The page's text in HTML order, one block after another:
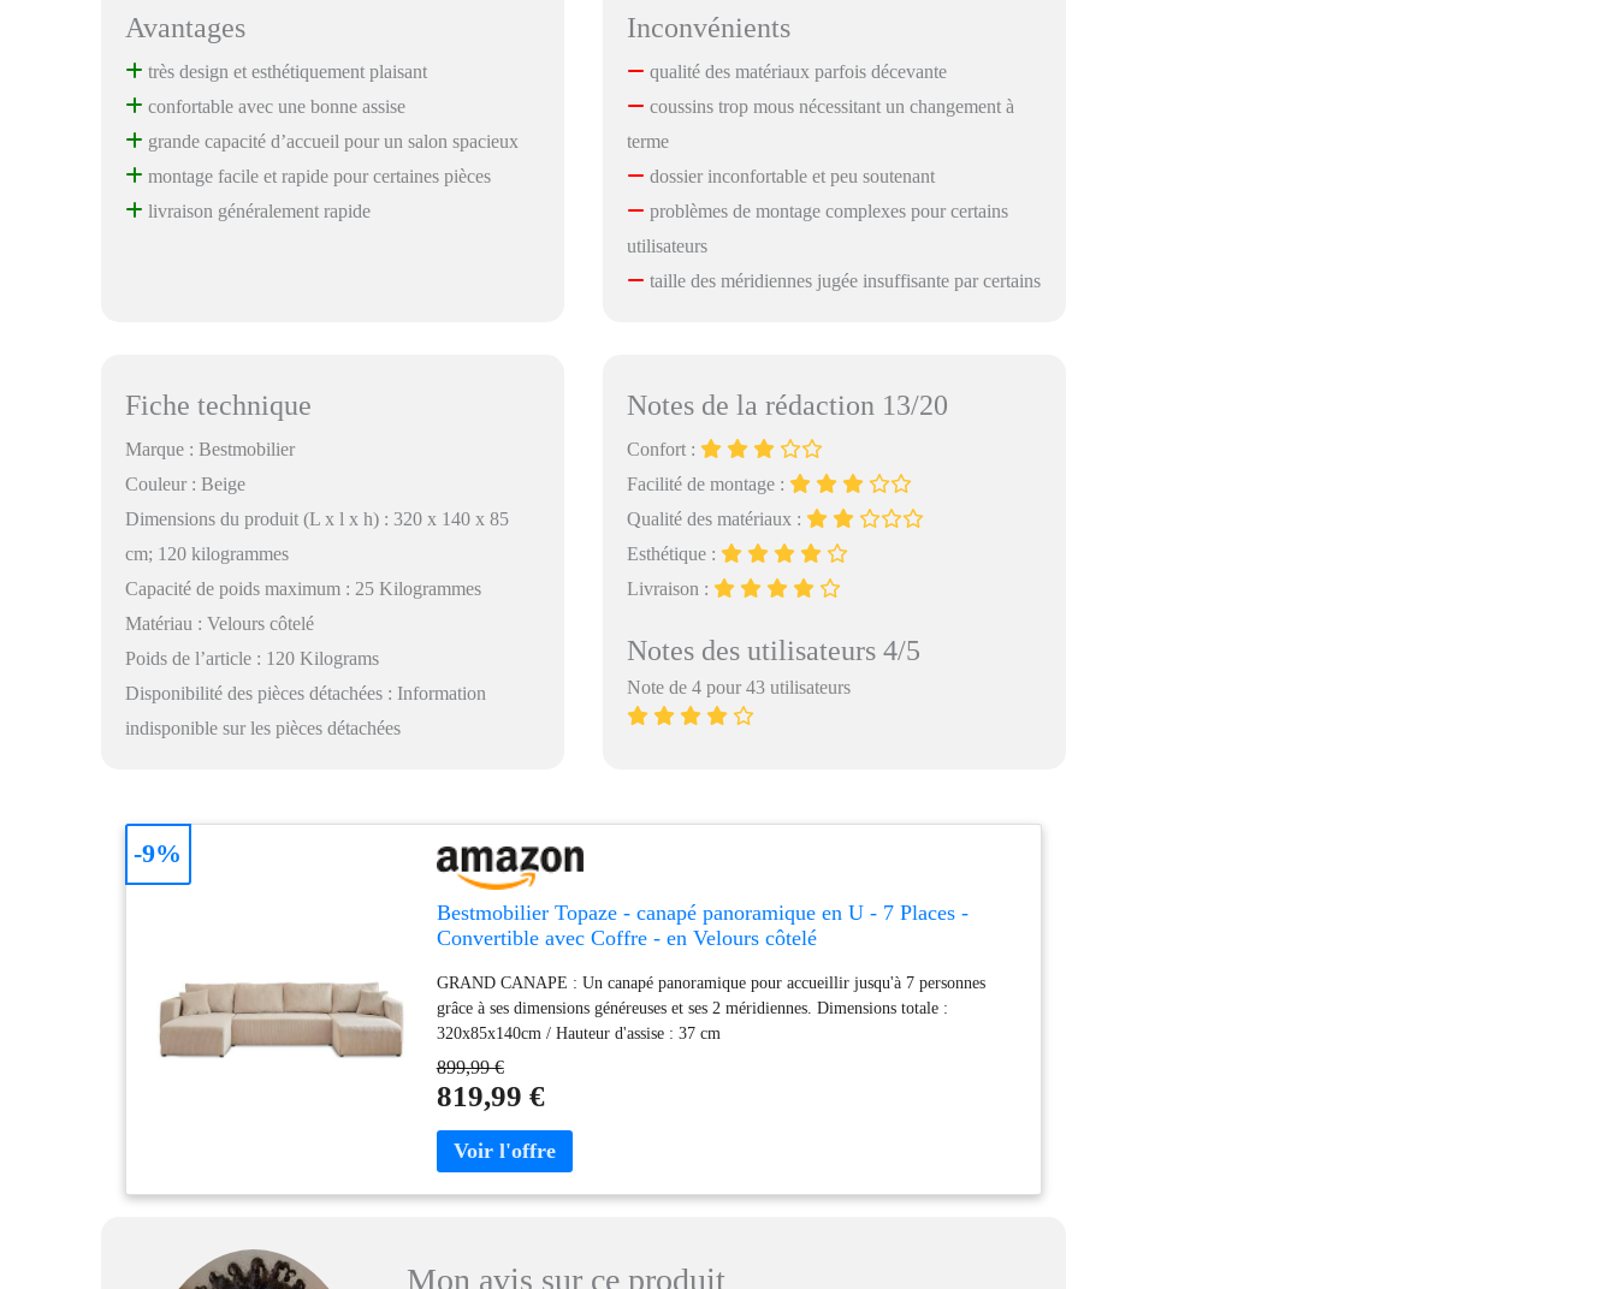
Avantages
très design et esthétiquement plaisant
confortable avec une bonne assise
grande capacité d’accueil pour un salon spacieux
montage facile et rapide pour certaines pièces
livraison généralement rapide
Inconvénients
qualité des matériaux parfois décevante
coussins trop mous nécessitant un changement à
terme
dossier inconfortable et peu soutenant
problèmes de montage complexes pour certains
utilisateurs
taille des méridiennes jugée insuffisante par certains
Fiche technique
Marque : Bestmobilier
Couleur : Beige
Dimensions du produit (L x l x h) : 320 x 140 x 85
cm; 120 kilogrammes
Capacité de poids maximum : 25 Kilogrammes
Matériau : Velours côtelé
Poids de l’article : 120 Kilograms
Disponibilité des pièces détachées : Information
indisponible sur les pièces détachées
Notes de la rédaction 13/20
Confort :
Facilité de montage :
Qualité des matériaux :
Esthétique :
Livraison :
Notes des utilisateurs 4/5
Note de 4 pour 43 utilisateurs
Bestmobilier Topaze - canapé panoramique en U - 7 Places -
Convertible avec Coffre - en Velours côtelé
GRAND CANAPE : Un canapé panoramique pour accueillir jusqu'à 7 personnes
grâce à ses dimensions généreuses et ses 2 méridiennes. Dimensions totale :
320x85x140cm / Hauteur d'assise : 37 cm
899,99 €
819,99 €
-9%
Mon avis sur ce produit